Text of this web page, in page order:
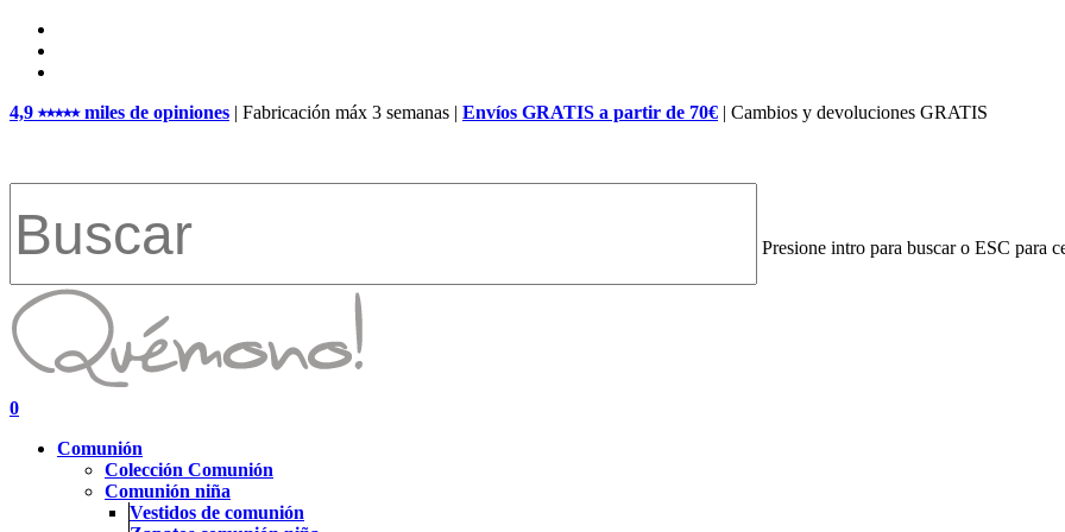
Skip
main
4,9 ⭑⭑⭑⭑⭑ miles de opiniones | Fabricación máx 3 semanas | Envíos GRATIS a partir de 70€ | Cambios y devoluciones GRATIS
Presione intro para buscar o ESC para
Close
Search
search
account
0
Comunión
Colección Comunión
Comunión niña
Vestidos de comunión